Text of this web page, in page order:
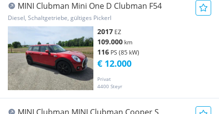
MINI Clubman Mini One D Clubman F54
Diesel, Schaltgetriebe, gültiges Pickerl
2017 EZ
109.000 km
116 PS (85 kW)
Privat
4400 Steyr
€ 12.000